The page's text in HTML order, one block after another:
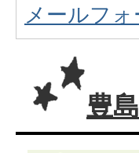
メールフ
豊